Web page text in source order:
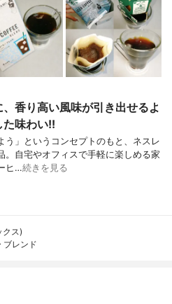
香り高い風味が引き出せるよ
た味わい!!
う」というコンセプトのもと、ネスレ
。自宅やオフィスで手軽に楽しめる家
ヒ…続きを見る
クス)
ブレンド